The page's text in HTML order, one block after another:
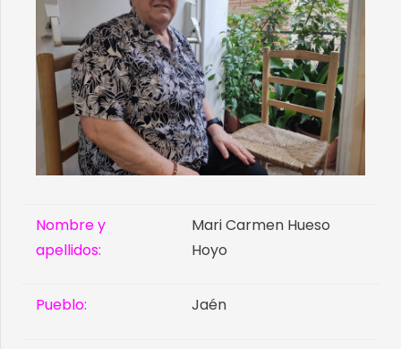
Nombre y
apellidos:
Mari Carmen Hueso
Hoyo
Pueblo: Jaén